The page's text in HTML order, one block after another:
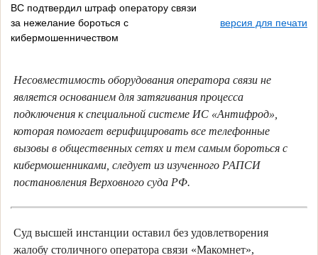
ВС подтвердил штраф оператору связи
за нежелание бороться с
кибермошенничеством
версия для печати
Несовместимость оборудования оператора связи не
является основанием для затягивания процесса
подключения к специальной системе ИС «Антифрод»,
которая помогает верифицировать все телефонные
вызовы в общественных сетях и тем самым бороться с
кибермошенниками, следует из изученного РАПСИ
постановления Верховного суда РФ.
Суд высшей инстанции оставил без удовлетворения
жалобу столичного оператора связи «Макомнет»,